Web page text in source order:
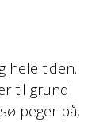
hele tiden.
til grund
peger på,